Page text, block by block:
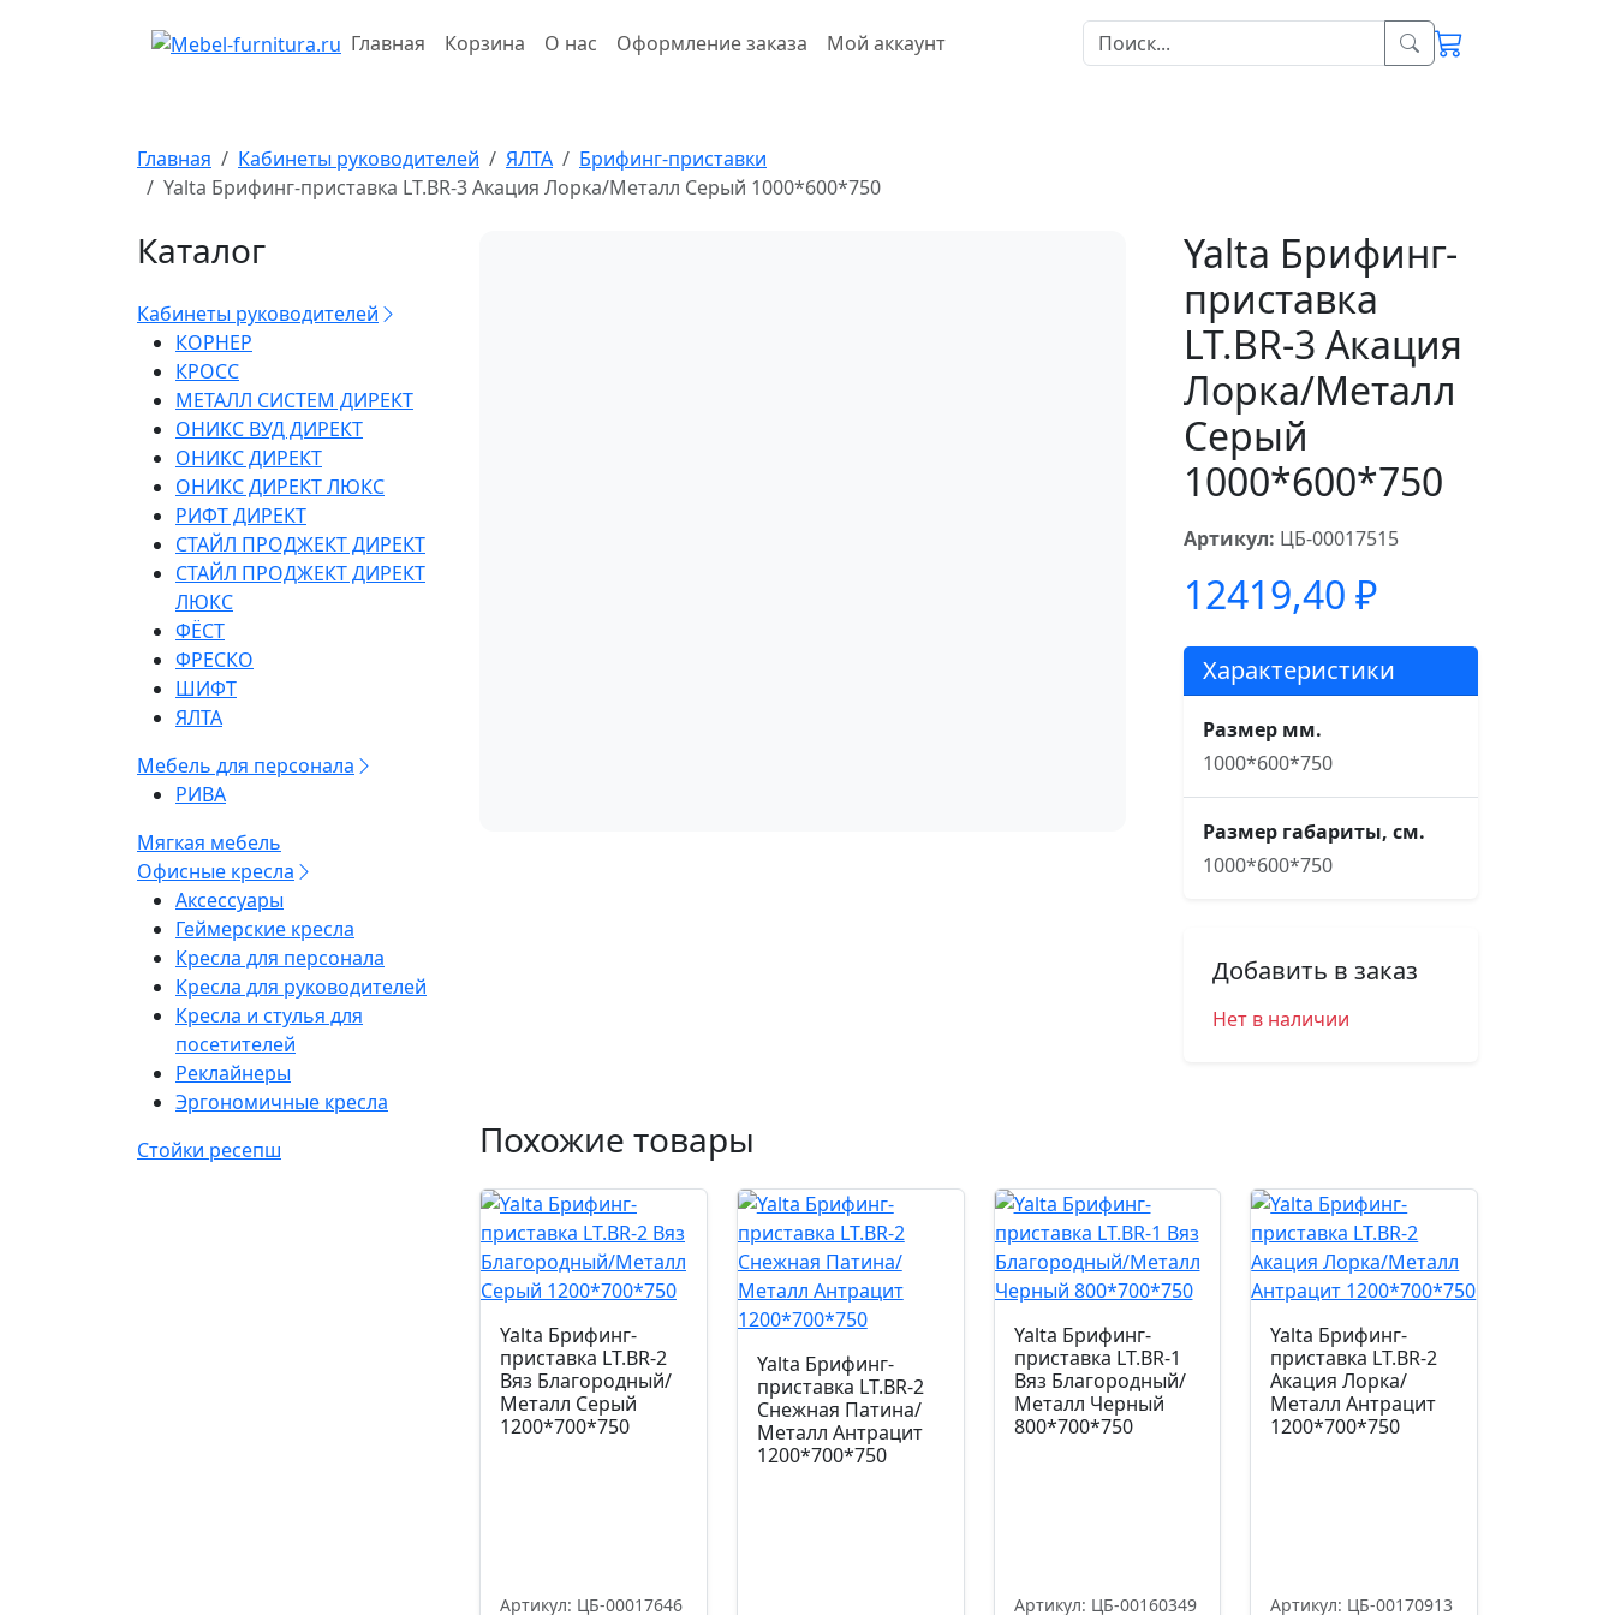
Главная Корзина О нас Оформление заказа Мой аккаунт
Главная Кабинеты руководителей ЯЛТА
Брифинг-приставки
Yalta Брифинг-приставка LT.BR-3 Акация Лорка/Металл Серый 1000*600*750
Каталог
Кабинеты руководителей
КОРНЕР
КРОСС
МЕТАЛЛ СИСТЕМ ДИРЕКТ
ОНИКС ВУД ДИРЕКТ
ОНИКС ДИРЕКТ
ОНИКС ДИРЕКТ ЛЮКС
РИФТ ДИРЕКТ
СТАЙЛ ПРОДЖЕКТ ДИРЕКТ
СТАЙЛ ПРОДЖЕКТ ДИРЕКТ
ЛЮКС
ФЁСТ
ФРЕСКО
ШИФТ
ЯЛТА
Мебель для персонала
РИВА
Мягкая мебель
Офисные кресла
Аксессуары
Геймерские кресла
Кресла для персонала
Кресла для руководителей
Кресла и стулья для
посетителей
Реклайнеры
Эргономичные кресла
Стойки ресепш
Yalta Брифинг-
приставка
LT.BR-3 Акация
Лорка/Металл
Серый
1000*600*750
Артикул: ЦБ-00017515
12419,40 ₽
Характеристики
Размер мм.
1000*600*750
Размер габариты, см.
1000*600*750
Добавить в заказ
Нет в наличии
Похожие товары
Yalta Брифинг-
приставка LT.BR-2
Вяз Благородный/
Металл Серый
1200*700*750
Артикул: ЦБ-00017646
Yalta Брифинг-
приставка LT.BR-2
Снежная Патина/
Металл Антрацит
1200*700*750
Yalta Брифинг-
приставка LT.BR-1
Вяз Благородный/
Металл Черный
800*700*750
Артикул: ЦБ-00160349
Yalta Брифинг-
приставка LT.BR-2
Акация Лорка/
Металл Антрацит
1200*700*750
Артикул: ЦБ-00170913